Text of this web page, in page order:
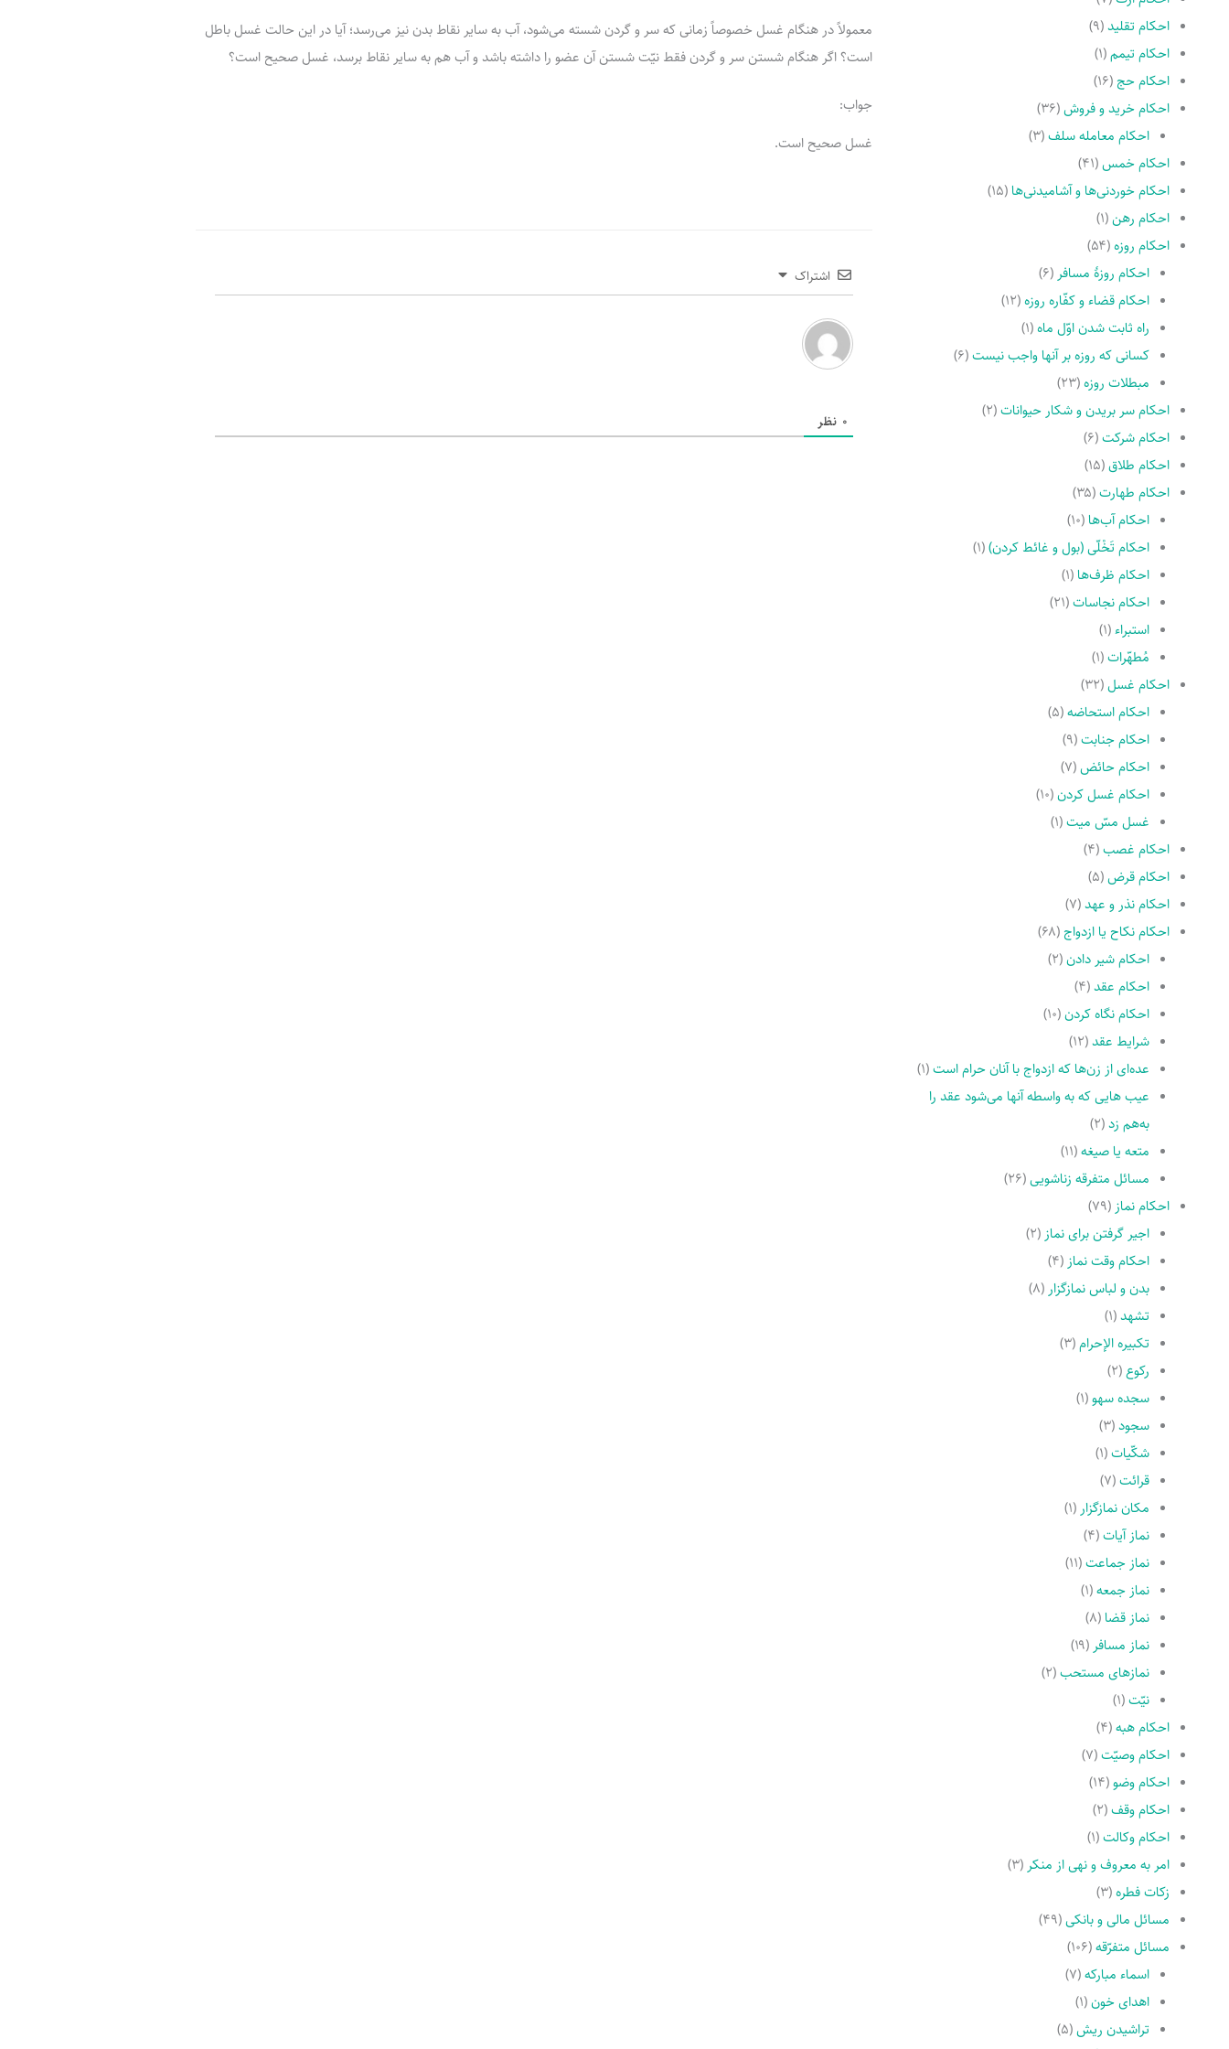
و
ش
ه
احکام تقلید(۹)
احکام تیمم(۱)
احکام حج (۱۶)
احکام خرید و فروش(۳۶)
احکام معامله سلف(۳)
احکام خمس(۴۱)
احکام خوردنی‌ها و آشامیدنی‌ها(۱۵)
احکام رهن(۱)
احکام روزه(۵۴)
احکام روزۀ مسافر (۶)
احکام قضاء و کفّاره روزه(۱۲)
راه ثابت شدن اوّل ماه(۱)
کسانى که روزه بر آنها واجب نیست(۶)
مبطلات روزه(۲۳)
احکام سر بریدن و شکار حیوانات(۲)
احکام شرکت(۶)
احکام طلاق(۱۵)
احکام طهارت(۳۵)
احکام آب‌ها(۱۰)
احکام تَخْلّى (بول و غائط کردن)(۱)
احکام ظرف‌ها(۱)
احکام نجاسات(۲۱)
استبراء(۱)
مُطهّرات(۱)
احکام غسل(۳۲)
احکام استحاضه(۵)
احکام جنابت(۹)
احکام حائض(۷)
احکام غسل کردن(۱۰)
غسل مسّ میت(۱)
احکام غصب(۴)
احکام قرض(۵)
احکام نذر و عهد(۷)
احکام نکاح یا ازدواج (۶۸)
احکام شیر دادن(۲)
احکام عقد(۴)
احکام نگاه کردن(۱۰)
شرایط عقد(۱۲)
عده‌اى از زن‌ها که ازدواج با آنان حرام است(۱)
عیب هایى که به واسطه آنها مى‌شود عقد را
به‌هم زد(۲)
متعه یا صیغه(۱۱)
مسائل متفرقه زناشویى(۲۶)
احکام نماز (۷۹)
اجیر گرفتن براى نماز (۲)
احکام وقت نماز (۴)
بدن و لباس نمازگزار (۸)
تشهد(۱)
تکبیره الإحرام(۳)
رکوع(۲)
سجده سهو(۱)
سجود(۳)
شکّیات(۱)
قرائت(۷)
مکان نمازگزار (۱)
نماز آیات(۴)
نماز جماعت(۱۱)
نماز جمعه(۱)
نماز قضا(۸)
نماز مسافر (۱۹)
نمازهاى مستحب(۲)
نیّت(۱)
احکام هبه(۴)
احکام وصیّت(۷)
احکام وضو(۱۴)
احکام وقف(۲)
احکام وکالت(۱)
امر به معروف و نهى از منکر (۳)
زکات فطره(۳)
مسائل مالی و بانکی(۴۹)
مسائل متفرّقه(۱۰۶)
اسماء مبارکه(۷)
اهدای خون(۱)
تراشیدن ریش(۵)
معمولاً در هنگام غسل خصوصاً زمانی که سر و گردن شسته می‌شود، آب به سایر نقاط بدن نیز می‌رسد؛ آیا در این حالت غسل باطل
است؟ اگر هنگام شستن سر و گردن فقط نیّت شستن آن عضو را داشته باشد و آب هم به سایر نقاط برسد، غسل صحیح است؟
جواب:
غسل صحیح است.
اشتراک
0 نظر